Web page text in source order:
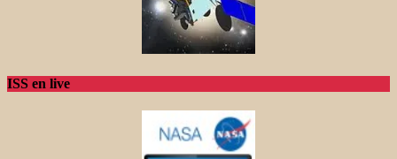
ISS en live